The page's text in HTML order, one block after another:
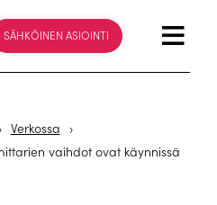
SÄHKÖINEN ASIOINTI
› Verkossa
›
vaihdot ovat käynnissä